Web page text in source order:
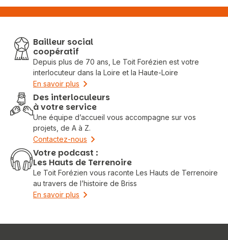
Bailleur social
coopératif
Depuis plus de 70 ans, Le Toit Forézien est votre
interlocuteur dans la Loire et la Haute-Loire
En savoir plus
Des interloculeurs
à votre service
Une équipe d’accueil vous accompagne sur vos
projets, de A à Z.
Contactez-nous
Votre podcast :
Les Hauts de Terrenoire
Le Toit Forézien vous raconte Les Hauts de Terrenoire
au travers de l’histoire de Briss
En savoir plus